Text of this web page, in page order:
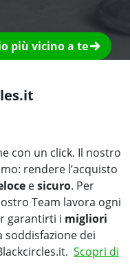
più vicino a te
con un click. Il nostro
rendere l’acquisto
esicuro. Per
Team lavora ogni
garantirti i migliori
soddisfazione dei
Scopri di